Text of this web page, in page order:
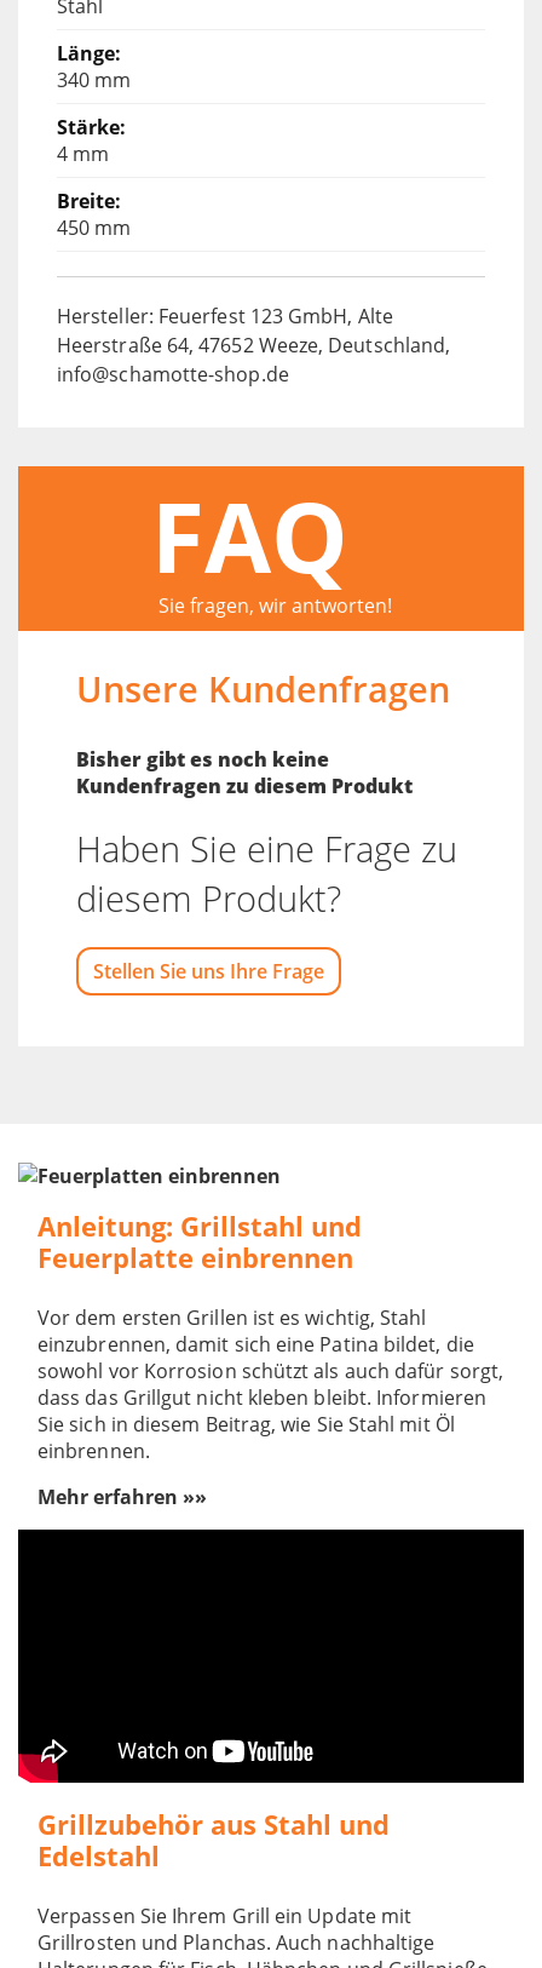
Anleitung: Grillstahl und
Feuerplatte einbrennen
Vor dem ersten Grillen ist es wichtig, Stahl
einzubrennen, damit sich eine Patina bildet, die
sowohl vor Korrosion schützt als auch dafür sorgt,
dass das Grillgut nicht kleben bleibt. Informieren
Sie sich in diesem Beitrag, wie Sie Stahl mit Öl
einbrennen.
Mehr erfahren »»
Grillzubehör aus Stahl und
Edelstahl
Verpassen Sie Ihrem Grill ein Update mit
Grillrosten und Planchas. Auch nachhaltige
Stahl
340 mm
4 mm
450 mm
Hersteller: Feuerfest 123 GmbH, Alte
Heerstraße 64, 47652 Weeze, Deutschland,
info@schamotte-shop.de
FAQ
Sie fragen, wir antworten!
Unsere Kundenfragen
Bisher gibt es noch keine
Kundenfragen zu diesem Produkt
Haben Sie eine Frage zu
diesem Produkt?
Stellen Sie uns Ihre Frage